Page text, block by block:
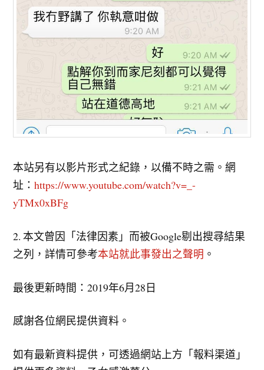
本站另有以影片形式之紀錄，以備不時之需。網
址：https://www.youtube.com/watch?v=_-
yTMx0xBFg
2. 本文曾因「法律因素」而被Google剔出搜尋結果
之列，詳情可參考本站就此事發出之聲明 。
最後更新時間：2019年6月28日
感謝各位網民提供資料。
如有最新資料提供，可透過網站上方「報料渠道」